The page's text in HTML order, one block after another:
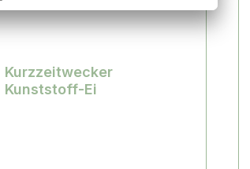
Kurzzeitwecker
Kunststoff-Ei